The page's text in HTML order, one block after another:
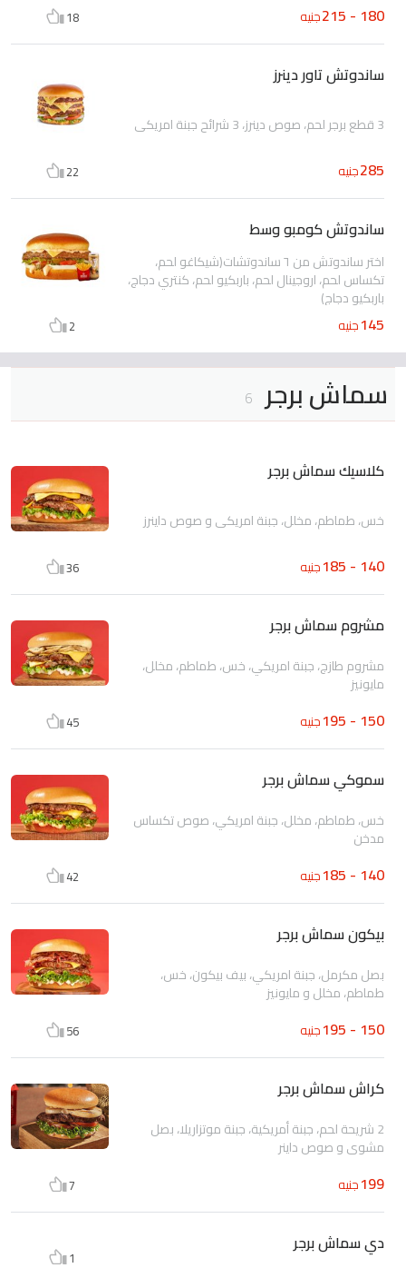
180 - 215 جنيه 18
ساندوتش تاور دينرز
3 قطع برجر لحم، صوص دينرز، 3 شرائح جبنة امريكي
285جنيه 22
ساندوتش كومبو وسط
اختر ساندوتش من ٦ ساندوتشات(شيكاغو لحم،
تكساس لحم، اروجينال لحم، باربكيو لحم، كنتري دجاج،
باربكيو دجاج)
145جنيه 2
سماش برجر 6
كلاسيك سماش برجر
خس، طماطم، مخلل، جبنة امريكي و صوص داينرز
140 - 185 جنيه 36
مشروم سماش برجر
مشروم طازج، جبنة امريكي، خس، طماطم، مخلل،
مايونيز
150 - 195 جنيه 45
سموكي سماش برجر
خس، طماطم، مخلل، جبنة امريكي، صوص تكساس
مدخن
140 - 185 جنيه 42
بيكون سماش برجر
بصل مكرمل، جبنة امريكي، بيف بيكون، خس،
طماطم، مخلل و مايونيز
150 - 195 جنيه 56
كراش سماش برجر
2 شريحة لحم، جبنة أمريكية، جبنة موتزاريلا، بصل
مشوي و صوص داينر
199جنيه 7
دي سماش برجر
1